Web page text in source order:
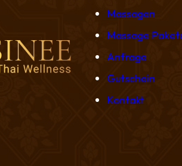
Massagen
Massage
Anfrage
Gutschein
Kontakt